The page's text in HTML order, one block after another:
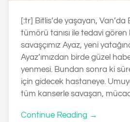
[:tr] Bitlis’de yaşayan,
tümörü tanısı ile tedavi
savaşçımız Ayaz, yeni
Ayaz’ımızdan birde güzel
yenmesi. Bundan sonra ki
için gidecek hastaneye.
tüm kanserle savaşan,
Continue Reading →